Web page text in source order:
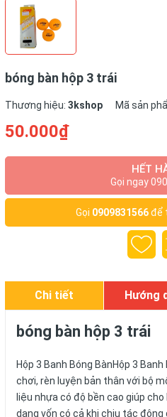
bóng bàn hộp 3 trái
Thương hiệu: 3kshop Mã sản
50.000₫
HẾT
Gọi ngay
Gọi 0909831566để
Chi tiết Hướng
bóng bàn hộp 3 trái
Hộp 3 Banh Bóng BànHộp 3
chơi, rèn luyện bản thân với bộ
liệu nhựa có độ bền cao giúp
dạng vốn có cả khi chịu tác